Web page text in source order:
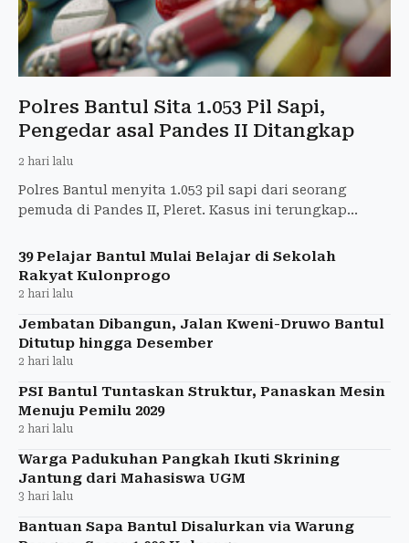
Polres Bantul Sita 1.053 Pil Sapi,
Pengedar asal Pandes II Ditangkap
2 hari lalu
Polres Bantul menyita 1.053 pil sapi dari seorang
pemuda di Pandes II, Pleret. Kasus ini terungkap
39 Pelajar Bantul Mulai Belajar di Sekolah
Rakyat Kulonprogo
2 hari lalu
Jembatan Dibangun, Jalan Kweni-Druwo Bantul
Ditutup hingga Desember
2 hari lalu
PSI Bantul Tuntaskan Struktur, Panaskan Mesin
Menuju Pemilu 2029
2 hari lalu
Warga Padukuhan Pangkah Ikuti Skrining
Jantung dari Mahasiswa UGM
3 hari lalu
Bantuan Sapa Bantul Disalurkan via Warung